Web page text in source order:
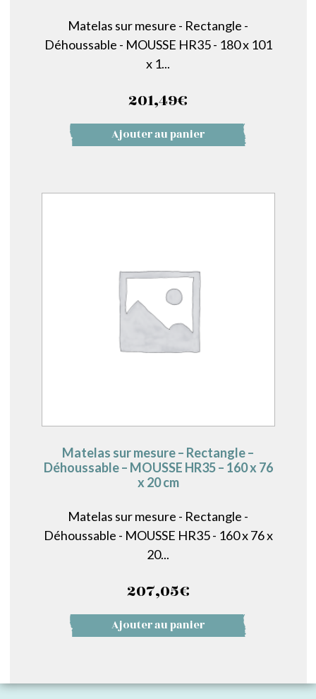
Matelas sur mesure - Rectangle -
Déhoussable - MOUSSE HR35 - 180 x 101
x 1...
201,49€
Ajouter au panier
Matelas sur mesure – Rectangle –
Déhoussable – MOUSSE HR35 – 160 x 76
x 20 cm
Matelas sur mesure - Rectangle -
Déhoussable - MOUSSE HR35 - 160 x 76 x
20...
207,05€
Ajouter au panier